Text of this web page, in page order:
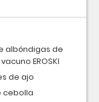
albóndigas de
EROSKI
de ajo
cebolla